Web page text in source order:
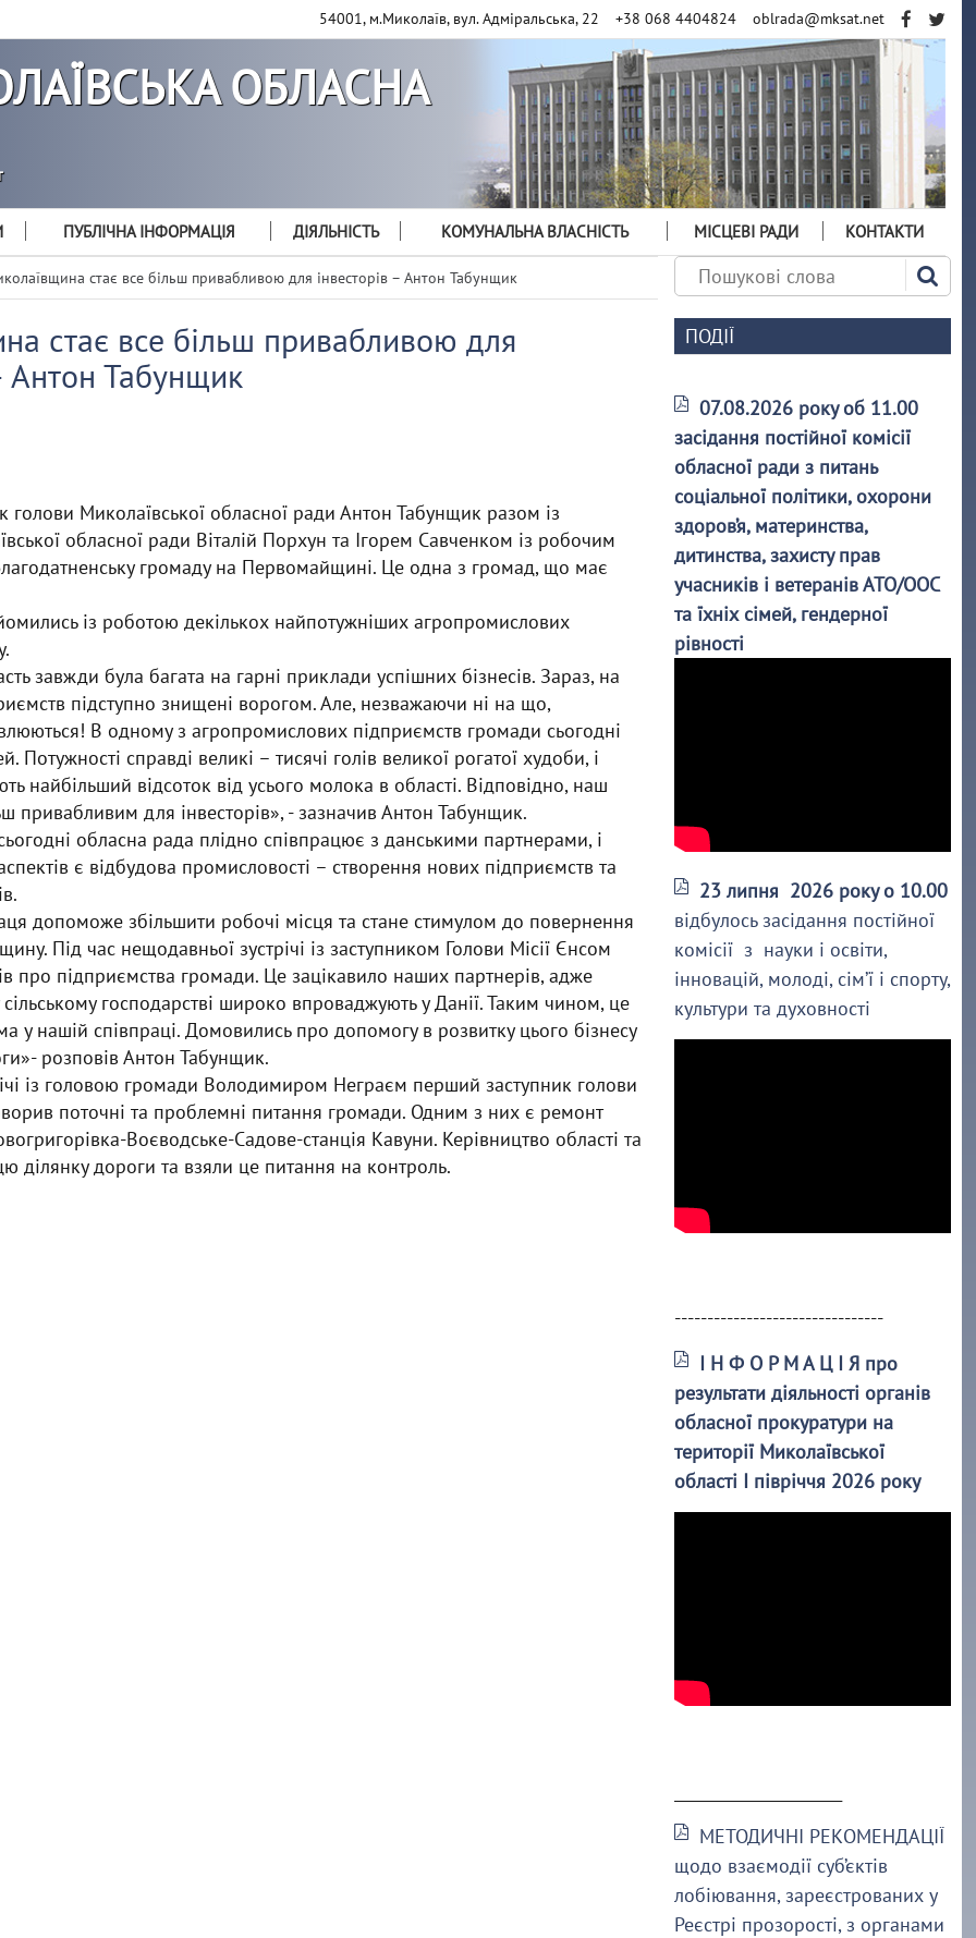
54001, м.Миколаїв, вул. Адміральська, 22 +38 068 4404824 oblrada@mksat.net
ОБЛАСНА
ПУБЛІЧНА ІНФОРМАЦІЯ ДІЯЛЬНІСТЬ КОМУНАЛЬНА ВЛАСНІСТЬ МІСЦЕВІ РАДИ КОНТАКТИ
стає все більш привабливою для інвесторів – Антон Табунщик
стає все більш привабливою для
Антон Табунщик
голови Миколаївської обласної ради Антон Табунщикразом із
обласної ради Віталій Порхун та Ігорем Савченком із робочим
громаду на Первомайщині. Це одна з громад, що має
із роботою декількох найпотужніших агропромислових
завжди була багата на гарні приклади успішних бізнесів. Зараз, на
підступно знищені ворогом. Але, незважаючи ні на що,
В одному з агропромислових підприємств громади сьогодні
справді великі – тисячі голів великої рогатої худоби, і
найбільший відсоток від усього молока в області. Відповідно, наш
привабливим для інвесторів», - зазначив Антон Табунщик.
обласна рада плідно співпрацює з данськими партнерами, і
є відбудова промисловості – створення нових підприємств та
допоможе збільшити робочі місця та стане стимулом до повернення
Під час нещодавньої зустрічі із заступником Голови Місії Єнсом
про підприємства громади. Це зацікавило наших партнерів, адже
сільському господарстві широко впроваджують у Данії. Таким чином, це
у нашій співпраці. Домовились про допомогу в розвитку цього бізнесу
розповів Антон Табунщик.
із головою громади Володимиром Неграєм перший заступник голови
поточні та проблемні питання громади. Одним з них є ремонт
Воєводське-Садове-станція Кавуни. Керівництво області та
ділянку дороги та взяли це питання на контроль.
ПОДІЇ
07.08.2026 року об 11.00
засідання постійної комісії
обласної ради з питань
соціальної політики, охорони
здоров’я, материнства,
дитинства, захисту прав
учасників і ветеранів АТО/ООС
та їхніх сімей, гендерної
рівності
23 липня 2026 року о 10.00
відбулось засідання постійної
комісії з науки і освіти,
інновацій, молоді, сім’ї і спорту,
культури та духовності
--------------------------------
І Н Ф О Р М А Ц І Я про
результати діяльності органів
обласної прокуратури на
території Миколаївської
області І півріччя 2026 року
МЕТОДИЧНІ РЕКОМЕНДАЦІЇ
щодо взаємодії суб’єктів
лобіювання, зареєстрованих у
Реєстрі прозорості, з органами